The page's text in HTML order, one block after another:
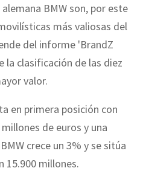
BMW son, por este
más valiosas del
del informe 'BrandZ
la clasificación de las diez
valor.
en primera posición con
de euros y una
crece un 3% y se sitúa
15.900 millones.